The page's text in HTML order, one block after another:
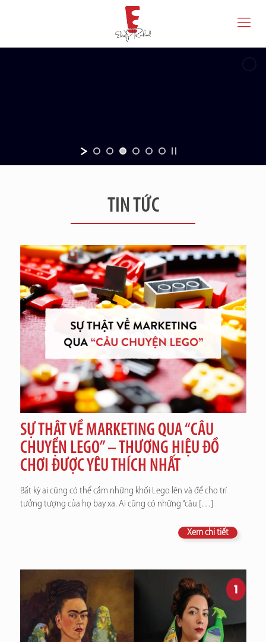
TIN TỨC
SỰ THẬT VỀ MARKETING QUA “CÂU
CHUYỆN LEGO” – THƯƠNG HIỆU ĐỒ
CHƠI ĐƯỢC YÊU THÍCH NHẤT
Bất kỳ ai cũng có thể cầm những khối Lego lên và để cho trí
tưởng tượng của họ bay xa. Ai cũng có những “câu […]
Xem chi tiết